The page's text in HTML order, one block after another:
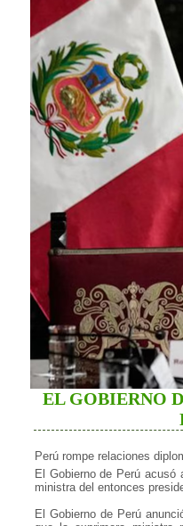
EL GOBIERNO
Perú rompe relaciones
El Gobierno de Perú
ministra del entonces
El Gobierno de Perú